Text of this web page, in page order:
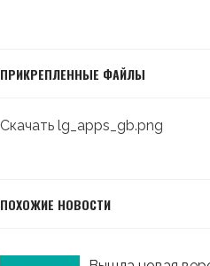
ПРИКРЕПЛЕННЫЕ ФАЙЛЫ
Скачать lg_apps_gb.png
ПОХОЖИЕ НОВОСТИ